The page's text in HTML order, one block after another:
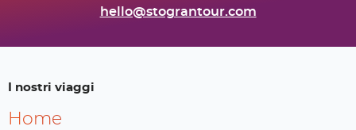
hello@stograntour.com
I nostri viaggi
Home